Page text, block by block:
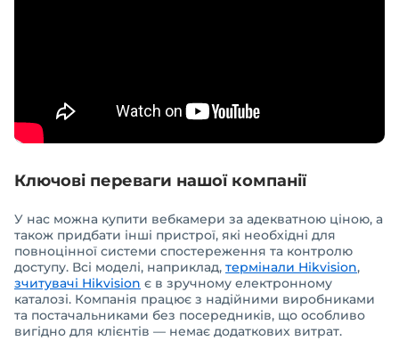
Ключові переваги нашої компанії
У нас можна купити вебкамери за адекватною ціною, а
також придбати інші пристрої, які необхідні для
повноцінної системи спостереження та контролю
доступу. Всі моделі, наприклад, термінали Hikvision,
зчитувачі Hikvision є в зручному електронному
каталозі. Компанія працює з надійними виробниками
та постачальниками без посередників, що особливо
вигідно для клієнтів — немає додаткових витрат.